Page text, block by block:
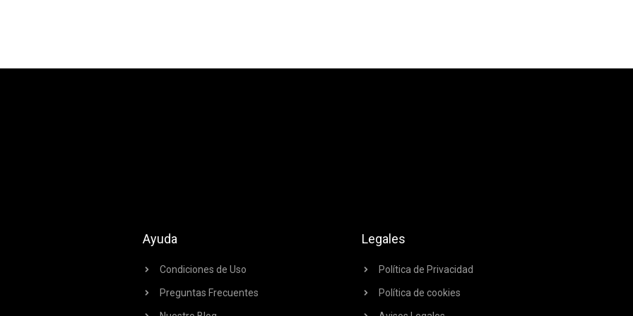
Ayuda
Condiciones de Uso
Preguntas Frecuentes
Legales
Política de Privacidad
Política de cookies